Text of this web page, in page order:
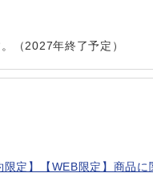
（2027年終了予定）
定】【WEB限定】商品に